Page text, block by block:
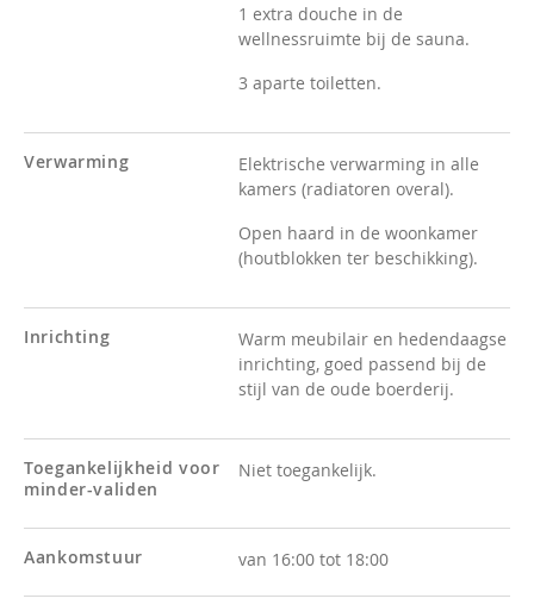
1 extra douche in de
wellnessruimte bij de sauna.
3 aparte toiletten.
Verwarming
Elektrische verwarming in alle
kamers (radiatoren overal).
Open haard in de woonkamer
(houtblokken ter beschikking).
Inrichting
Warm meubilair en hedendaagse
inrichting, goed passend bij de
stijl van de oude boerderij.
Toegankelijkheid voor
minder-validen
Niet toegankelijk.
Aankomstuur van 16:00 tot 18:00